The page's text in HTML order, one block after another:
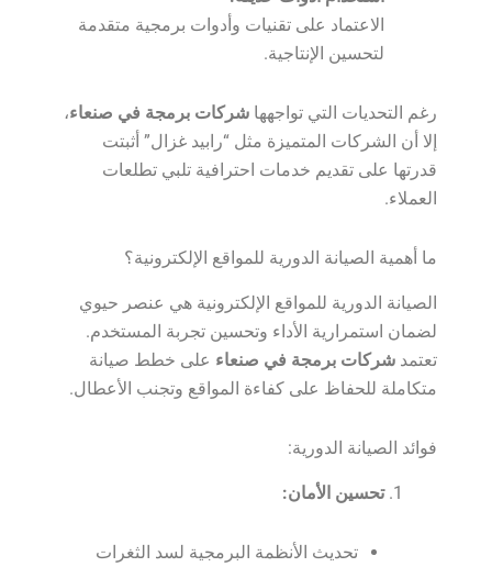
الاعتماد على تقنيات وأدوات برمجية متقدمة
لتحسين الإنتاجية.
رغم التحديات التي تواجههاشركات برمجة في صنعاء،
إلا أن الشركات المتميزة مثل “رابيد غزال” أثبتت
قدرتها على تقديم خدمات احترافية تلبي تطلعات
العملاء.
ما أهمية الصيانة الدورية للمواقع الإلكترونية؟
الصيانة الدورية للمواقع الإلكترونية هي عنصر حيوي
لضمان استمرارية الأداء وتحسين تجربة المستخدم.
تعتمدشركات برمجة في صنعاءعلى خطط صيانة
متكاملة للحفاظ على كفاءة المواقع وتجنب الأعطال.
فوائد الصيانة الدورية:
تحسين الأمان:
تحديث الأنظمة البرمجية لسد الثغرات